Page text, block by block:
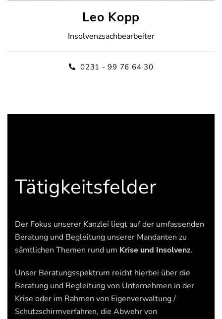
Leo Kopp
Insolvenzsachbearbeiter
0231 - 99 76 64 30
Tätigkeitsfelder
Der Fokus unserer Kanzlei liegt auf der umfassenden
Beratung und Begleitung unserer Mandanten zu
sämtlichen Themen rund um Krise und Insolvenz.
Unser Beratungsspektrum reicht hierbei über die
Beratung und Begleitung von Unternehmen in der
Krise oder im Rahmen von Eigenverwaltung /
Schutzschirmverfahren, die Abwehr von